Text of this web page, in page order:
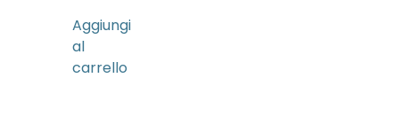
Aggiungi
al
carrello